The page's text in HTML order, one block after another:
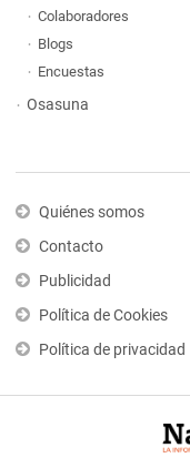
Colaboradores
Blogs
Encuestas
Osasuna
Quiénes somos
Contacto
Publicidad
Política de Cookies
Política de privacidad